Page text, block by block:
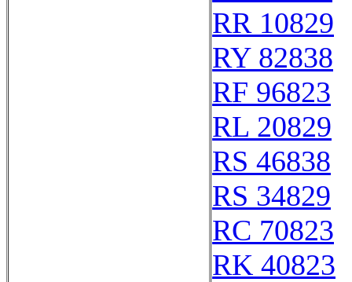
RR 10829
RY 82838
RF 96823
RL 20829
RS 46838
RS 34829
RC 70823
RK 40823